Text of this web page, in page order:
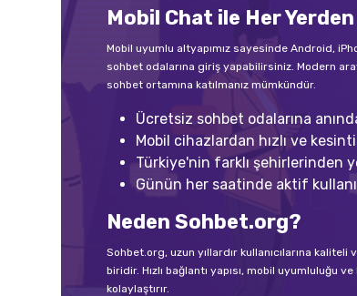
Mobil Chat ile Her
Mobil uyumlu altyapımız sayesinde Android,
sohbet odalarına giriş yapabilirsiniz. Modern
sohbet ortamına katılmanız mümkündür.
Ücretsiz sohbet odalarına
Mobil cihazlardan hızlı ve
Türkiye'nin farklı şehirlerinden
Günün her saatinde aktif
Neden Sohbet.org?
Sohbet.org, uzun yıllardır kullanıcılarına
biridir. Hızlı bağlantı yapısı, mobil uyumluluğu
kolaylaştırır.